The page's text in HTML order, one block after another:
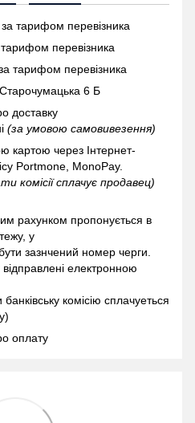
тарифом перевізника
перевізника
тарифом перевізника
6 Б
доставку
(за умовою самовивезення)
картою через Інтернет-
Portmone, MonoPay.
комісії сплачує продавец)
рахунком пропонується в
у
зазнчений номер черги.
електронною
комісію сплачуеться
оплату